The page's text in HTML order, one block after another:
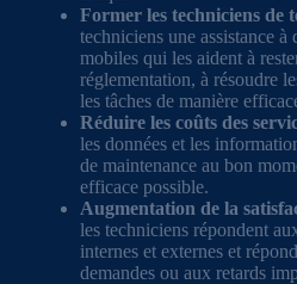
Former les techniciens de
techniciens une assistance à
mobiles qui les aident à
réglementation, à résoudre
les tâches de manière
Réduire les coûts des
les données et les
de maintenance au bon
efficace possible.
Augmentation de la
les techniciens répondent
internes et externes et
demandes ou aux retards